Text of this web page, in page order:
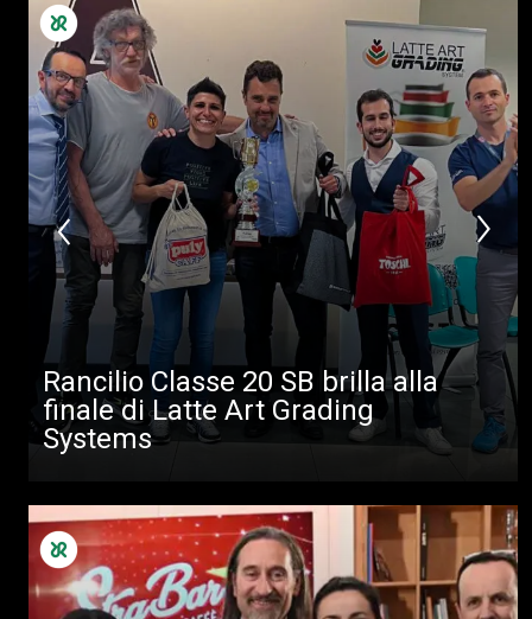
Rancilio Classe 20 SB brilla alla
finale di Latte Art Grading
Systems